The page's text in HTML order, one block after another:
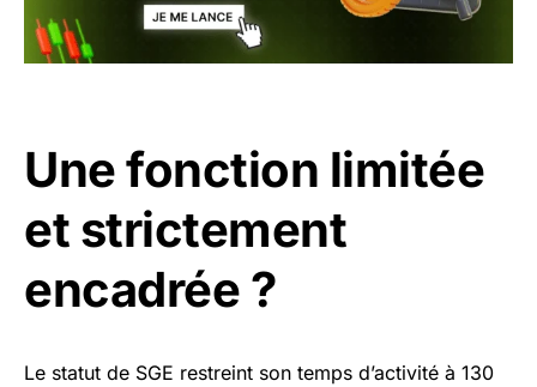
Une fonction limitée
et strictement
encadrée ?
Le statut de SGE restreint son temps d’activité à 130